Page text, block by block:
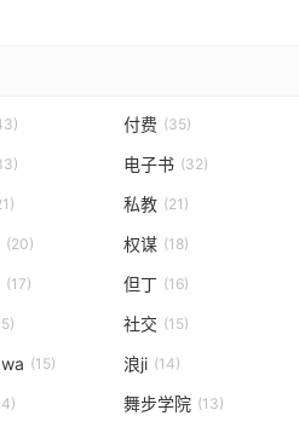
付费 (35)
电子书 (32)
私教 (21)
(20) 权谋 (18)
(17) 但丁 (16)
社交 (15)
(15) 浪ji (14)
舞步学院 (13)